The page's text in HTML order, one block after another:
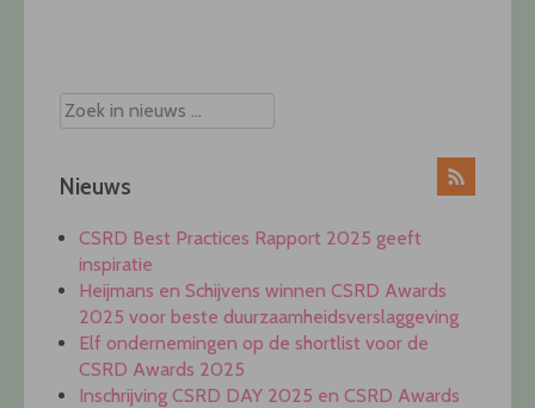
Nieuws
CSRD Best Practices Rapport 2025 geeft
inspiratie
Heijmans en Schijvens winnen CSRD Awards
2025 voor beste duurzaamheidsverslaggeving
Elf ondernemingen op de shortlist voor de
CSRD Awards 2025
Inschrijving CSRD DAY 2025 en CSRD Awards